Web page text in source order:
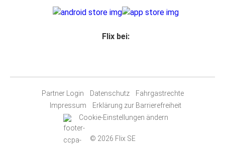
Flix bei:
Partner Login Datenschutz
Fahrgastrechte
Impressum
Erklärung zur Barrierefreiheit
Cookie-Einstellungen ändern
© 2026 Flix SE